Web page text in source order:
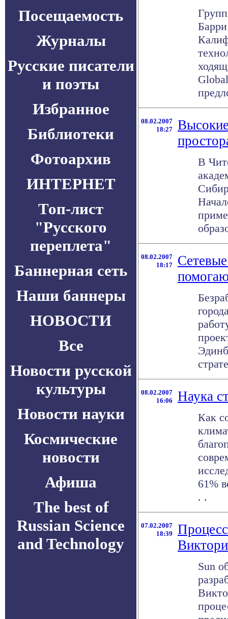
Посещаемость
Журналы
Русские писатели
и поэты
Избранное
Библиотеки
Фотоархив
ИНТЕРНЕТ
Топ-лист
"Русского
переплета"
Баннерная сеть
Наши баннеры
НОВОСТИ
Все
Новости русской
культуры
Новости науки
Космические
новости
Афиша
The best of
Russian Science
and Technology
08.02.2007
18:27
В
08.02.2007
18:17
08.02.2007
16:06
Наука
Как
61%
. .
07.02.2007
18:39
Sun